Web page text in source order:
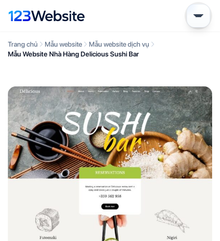
Trang chủ Mẫu website
Mẫu website dịch vụ
Mẫu Website Nhà Hàng Delicious Sushi Bar